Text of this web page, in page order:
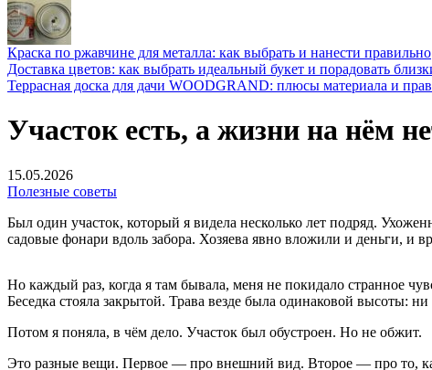
Краска по ржавчине для металла: как выбрать и нанести правильно
Доставка цветов: как выбрать идеальный букет и порадовать
Террасная доска для дачи WOODGRAND: плюсы материала и
Участок есть, а жизни на нём
15.05.2026
Полезные советы
Был один участок, который я видела несколько лет подряд.
садовые фонари вдоль забора. Хозяева явно вложили и деньги, и
Но каждый раз, когда я там бывала, меня не покидало странное
Беседка стояла закрытой. Трава везде была одинаковой высоты:
Потом я поняла, в чём дело. Участок был обустроен. Но не обжит.
Это разные вещи. Первое — про внешний вид. Второе — про то,